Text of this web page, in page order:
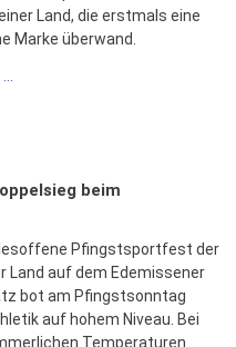
Land, die erstmals eine
Marke überwand.
beim
Pfingstsportfest der
Land auf dem Edemissener
bot am Pfingstsonntag
auf hohem Niveau. Bei
Temperaturen